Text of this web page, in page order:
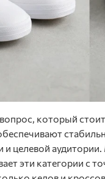
который
и целевой
эти категории с